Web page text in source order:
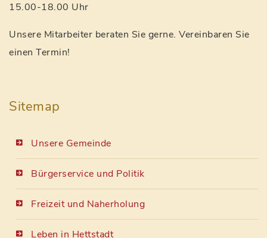
15.00-18.00 Uhr
Unsere Mitarbeiter beraten Sie gerne. Vereinbaren Sie
einen Termin!
Sitemap
Unsere Gemeinde
Bürgerservice und Politik
Freizeit und Naherholung
Leben in Hettstadt